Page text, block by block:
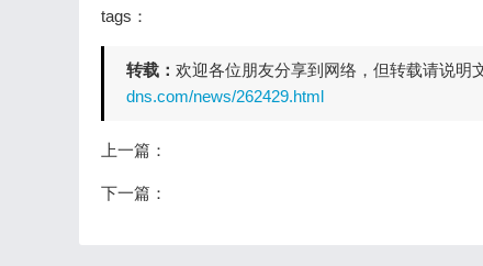
tags：
转载： 欢迎各位朋友分享到网络，但转载请说明
dns.com/news/262429.html
上一篇：
下一篇：